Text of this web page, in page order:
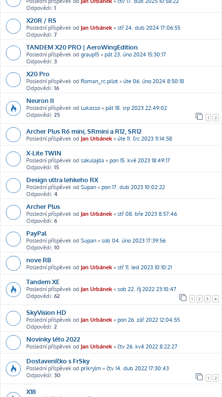
Odpovědi: 1
X20R / RS
Poslední příspěvek od Jan Urbánek « stř 24. dub 2024 17:06:55
Odpovědi: 7
TANDEM X20 PRO | AeroWingEdition
Poslední příspěvek od graup15 « pát 23. úno 2024 15:30:17
Odpovědi: 3
X20 Pro
Poslední příspěvek od Roman_rc.pilot « úte 06. úno 2024 8:50:18
Odpovědi: 16
Neuron II
Poslední příspěvek od Lukasso « pát 18. srp 2023 22:49:02
Odpovědi: 25 1 2
Archer Plus R6 mini, SRmini a R12, SR12
Poslední příspěvek od Jan Urbánek « úte 11. črc 2023 11:14:58
X-Lite TWIN
Poslední příspěvek od sakulajda « pon 15. kvě 2023 18:49:17
Odpovědi: 15
Design ultra lehkeho RX
Poslední příspěvek od Supan « pon 17. dub 2023 10:02:22
Odpovědi: 4
Archer Plus
Poslední příspěvek od Jan Urbánek « stř 08. bře 2023 8:57:46
Odpovědi: 6
PayPal
Poslední příspěvek od Supan « sob 04. úno 2023 17:39:56
Odpovědi: 10
nove RB
Poslední příspěvek od Jan Urbánek « stř 11. led 2023 10:10:21
Tandem XE
Poslední příspěvek od Jan Urbánek « sob 22. říj 2022 23:10:47
Odpovědi: 62 1 2 3 4
SkyVision HD
Poslední příspěvek od Jan Urbánek « pon 26. zář 2022 12:04:55
Odpovědi: 2
Novinky léto 2022
Poslední příspěvek od Jan Urbánek « čtv 26. kvě 2022 8:22:27
Dostaveníčko s FrSky
Poslední příspěvek od prikrylm « čtv 14. dub 2022 17:30:43
Odpovědi: 30 1 2
X18